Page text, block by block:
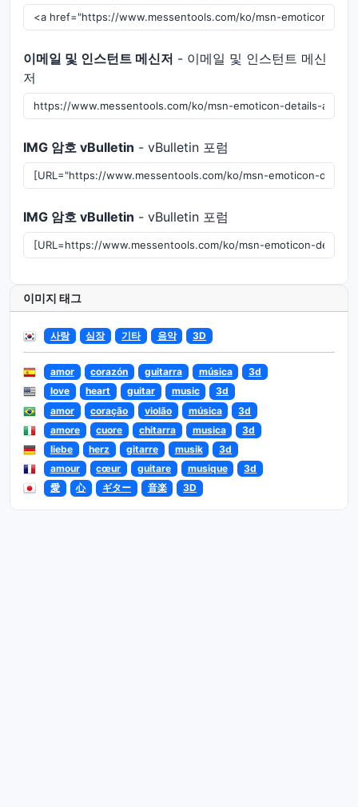
이메일 및 인스턴트 메신저 - 이메일 및 인스턴트 메신
저
IMG 암호 vBulletin - vBulletin 포럼
IMG 암호 vBulletin - vBulletin 포럼
이미지 태그
사랑 심장 기타 음악 3D
amor corazón guitarra música
3d
love
heart guitar music
3d
amor
coração violão música
3d
amore
cuore chitarra musica
3d
liebe
herz gitarre musik
3d
amour
cœur guitare musique
3d
愛
心 ギター 音楽 3D